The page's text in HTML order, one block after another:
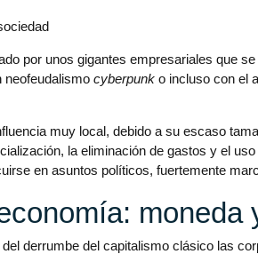
por unos gigantes empresariales que
neofeudalismocyberpunko incluso con el
muy local, debido a su escaso
la eliminación de gastos y el
en asuntos políticos, fuertemente
moneda
derrumbe del capitalismo clásico las